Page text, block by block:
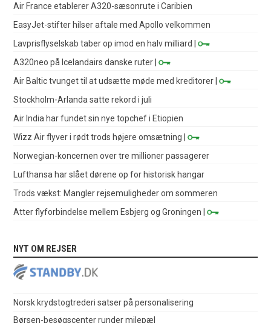
Air France etablerer A320-sæsonrute i Caribien
EasyJet-stifter hilser aftale med Apollo velkommen
Lavprisflyselskab taber op imod en halv milliard
|
A320neo på Icelandairs danske ruter |
Air Baltic tvunget til at udsætte møde med kreditorer |
Stockholm-Arlanda satte rekord i juli
Air India har fundet sin nye topchef i Etiopien
Wizz Air flyver i rødt trods højere omsætning |
Norwegian-koncernen over tre millioner passagerer
Lufthansa har slået dørene op for historisk hangar
Trods vækst: Mangler rejsemuligheder om sommeren
Atter flyforbindelse mellem Esbjerg og Groningen |
NYT OM REJSER
Norsk krydstogtrederi satser på personalisering
Børsen-besøgscenter runder milepæl